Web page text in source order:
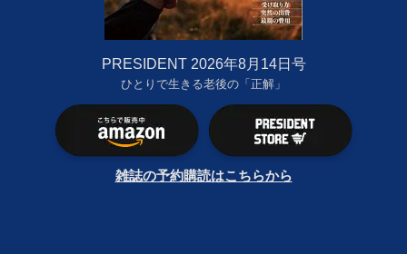
PRESIDENT 2026年8月14日号
ひとりで生きる老後の「正解」
雑誌の予約購読はこちらから